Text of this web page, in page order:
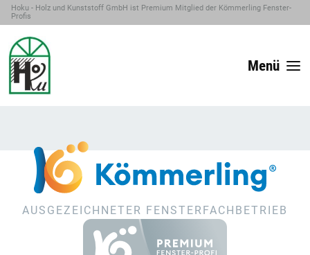
Hoku - Holz und Kunststoff GmbH ist Premium Mitglied der Kömmerling Fenster-
Profis
Menü
AUSGEZEICHNETER FENSTERFACHBETRIEB